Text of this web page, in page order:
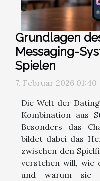
Grundlagen
Messaging-
Spielen
7. Februar 2026 01:40
Die Welt der
Kombination aus
Besonders das
bildet dabei das
zwischen den
verstehen will, wie
und warum sie